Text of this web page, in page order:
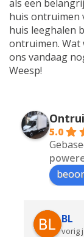
als een
huis ontruimen
huis leeghalen
ontruimen. Wat
ons vandaag
Weesp!
5.0
BL
vorig